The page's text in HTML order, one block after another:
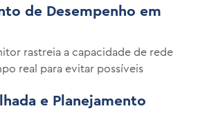
de Desempenho em
rastreia a capacidade de rede
real para evitar possíveis
e Planejamento